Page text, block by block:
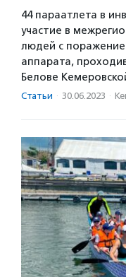
44 параатлета в
участие в
людей с
аппарата,
Белове
Статьи · 30.06.2023 ·